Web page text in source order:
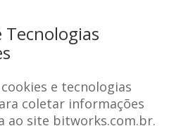
Tecnologias
e tecnologias
coletar informações
ao site bitworks.com.br.